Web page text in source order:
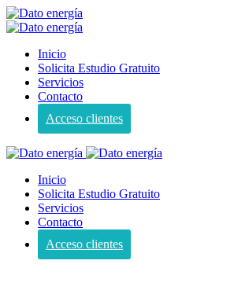
Inicio
Solicita Estudio Gratuito
Servicios
Contacto
Acceso clientes
Inicio
Solicita Estudio Gratuito
Servicios
Contacto
Acceso clientes